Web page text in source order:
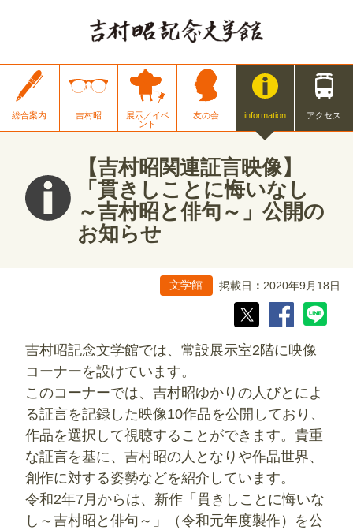
総合案内 吉村昭
展示／イベ
ント
友の会 information アクセス
【吉村昭関連証言映像】
「貫きしことに悔いなし
～吉村昭と俳句～」公開の
お知らせ
文学館 掲載日 2020年9月18日
吉村昭記念文学館では、常設展示室2階に映像
コーナーを設けています。
このコーナーでは、吉村昭ゆかりの人びとによ
る証言を記録した映像10作品を公開しており、
作品を選択して視聴することができます。貴重
な証言を基に、吉村昭の人となりや作品世界、
創作に対する姿勢などを紹介しています。
令和2年7月からは、新作「貫きしことに悔いな
し～吉村昭と俳句～」（令和元年度製作）を公